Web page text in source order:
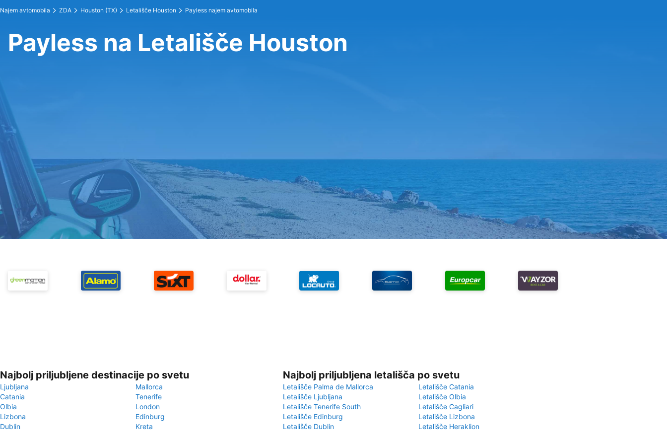
Najem avtomobila ZDA Houston (TX) Letališče Houston Payless najem avtomobila
Payless na Letališče Houston
Najbolj priljubljene destinacije po svetu
Ljubljana
Mallorca
Catania
Tenerife
Olbia
London
Lizbona
Edinburg
Dublin
Kreta
Najbolj priljubljena letališča po svetu
Letališče Palma de Mallorca
Letališče Catania
Letališče Ljubljana
Letališče Olbia
Letališče Tenerife South
Letališče Cagliari
Letališče Edinburg
Letališče Lizbona
Letališče Dublin
Letališče Heraklion